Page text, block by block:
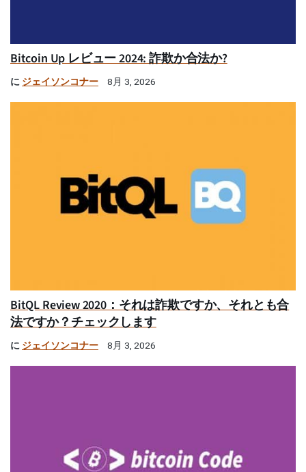
Bitcoin Up レビュー 2024: 詐欺か合法か?
に ジェイソンコナー 8月 3, 2026
BitQL Review 2020：それは詐欺ですか、それとも合
法ですか？チェックします
に ジェイソンコナー 8月 3, 2026